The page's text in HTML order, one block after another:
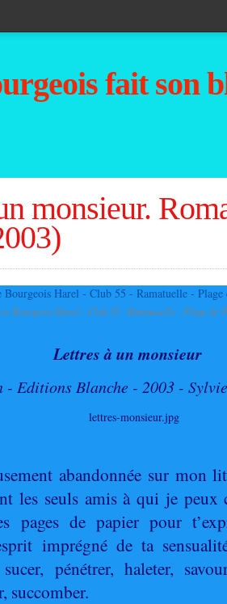
fait son
monsieur.
Bourgeois Harel - Club 55 - Ramatuelle - Plage de
Lettres à un monsieur
- Editions Blanche - 2003 -
abandonnée sur mon
les seuls amis à qui je
pages de papier pour
imprégné de ta
pénétrer, haleter,
succomber.